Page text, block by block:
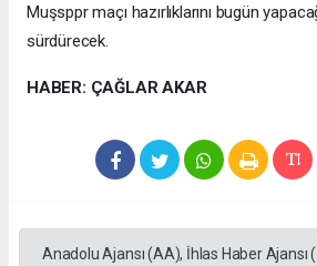
Muşsppr maçı hazırlıklarını bugün
sürdürecek.
HABER: ÇAĞLAR AKAR
Anadolu Ajansı (AA), İhlas Haber Ajansı